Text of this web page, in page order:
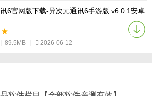
6官网版下载-异次元通讯6手游版 v6.0.1安卓
89.5MB 2026-06-12